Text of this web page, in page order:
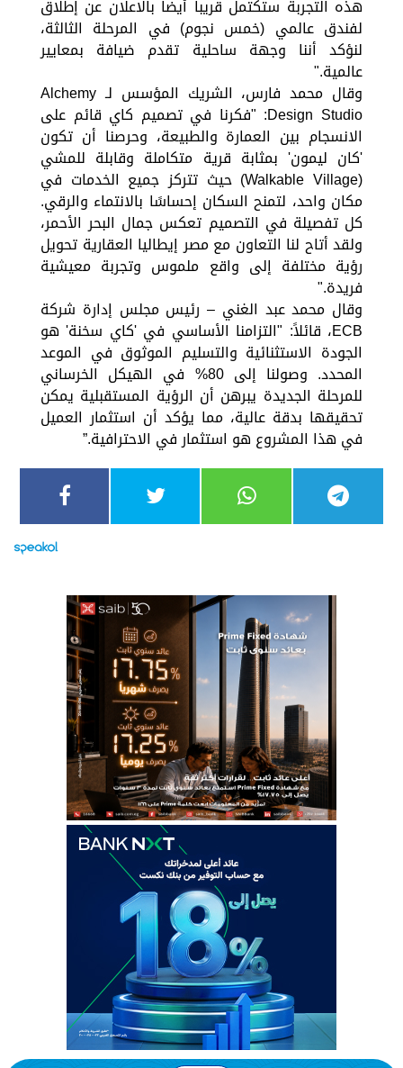
هذه التجربة ستكتمل قريباً أيضا بالاعلان عن إطلاق
لفندق عالمي (خمس نجوم) في المرحلة الثالثة،
لنؤكد أننا وجهة ساحلية تقدم ضيافة بمعايير
عالمية."
وقال محمد فارس، الشريك المؤسس لـ Alchemy
Design Studio: "فكرنا في تصميم كاي قائم على
الانسجام بين العمارة والطبيعة، وحرصنا أن تكون
'كان ليمون' بمثابة قرية متكاملة وقابلة للمشي
(Walkable Village) حيث تتركز جميع الخدمات في
مكان واحد، لتمنح السكان إحساسًا بالانتماء والرقي.
كل تفصيلة في التصميم تعكس جمال البحر الأحمر،
ولقد أتاح لنا التعاون مع مصر إيطاليا العقارية تحويل
رؤية مختلفة إلى واقع ملموس وتجربة معيشية
فريدة."
وقال محمد عبد الغني – رئيس مجلس إدارة شركة
ECB، قائلاً: "التزامنا الأساسي في 'كاي سخنة' هو
الجودة الاستثنائية والتسليم الموثوق في الموعد
المحدد. وصولنا إلى 80% في الهيكل الخرساني
للمرحلة الجديدة يبرهن أن الرؤية المستقبلية يمكن
تحقيقها بدقة عالية، مما يؤكد أن استثمار العميل
في هذا المشروع هو استثمار في الاحترافية.”